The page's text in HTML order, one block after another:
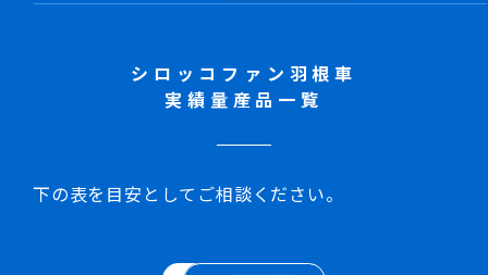
シロッコファン羽根車
実績量産品一覧
下の表を目安としてご相談ください。